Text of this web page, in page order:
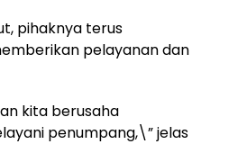
pihaknya terus
pelayanan dan
kita berusaha
penumpang,\” jelas